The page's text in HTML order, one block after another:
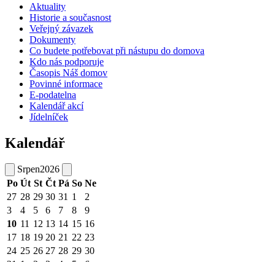
Aktuality
Historie a současnost
Veřejný závazek
Dokumenty
Co budete potřebovat při nástupu do domova
Kdo nás podporuje
Časopis Náš domov
Povinné informace
E-podatelna
Kalendář akcí
Jídelníček
Kalendář
Srpen2026
Po Út St Čt Pá So Ne
27 28 29 30 31 1
2
3
4 5 6 7 8
9
10 11 12 13 14 15 16
17 18 19 20 21 22 23
24 25 26 27 28 29 30